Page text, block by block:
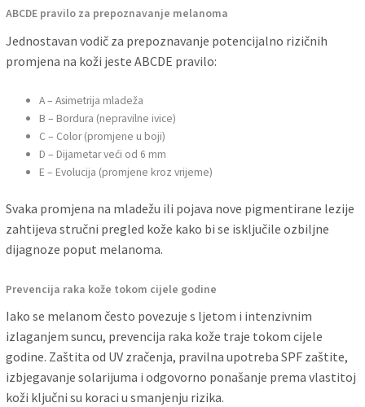
ABCDE pravilo za prepoznavanje melanoma
Jednostavan vodič za prepoznavanje potencijalno rizičnih
promjena na koži jeste ABCDE pravilo:
A – Asimetrija mladeža
B – Bordura (nepravilne ivice)
C – Color (promjene u boji)
D – Dijametar veći od 6 mm
E – Evolucija (promjene kroz vrijeme)
Svaka promjena na mladežu ili pojava nove pigmentirane lezije
zahtijeva stručni pregled kože kako bi se isključile ozbiljne
dijagnoze poput melanoma.
Prevencija raka kože tokom cijele godine
Iako se melanom često povezuje s ljetom i intenzivnim
izlaganjem suncu, prevencija raka kože traje tokom cijele
godine. Zaštita od UV zračenja, pravilna upotreba SPF zaštite,
izbjegavanje solarijuma i odgovorno ponašanje prema vlastitoj
koži ključni su koraci u smanjenju rizika.